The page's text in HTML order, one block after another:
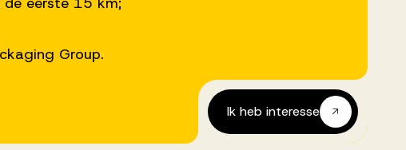
Group.
Ik heb interesse